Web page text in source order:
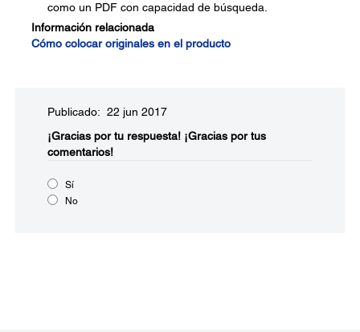
como un PDF con capacidad de búsqueda.
Información relacionada
Cómo colocar originales en el producto
Publicado: 22 jun 2017
¡Gracias por tu respuesta! ¡Gracias por tus
comentarios!
Sí
No